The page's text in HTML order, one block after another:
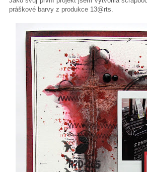
práškové barvy z produkce 13@rts.